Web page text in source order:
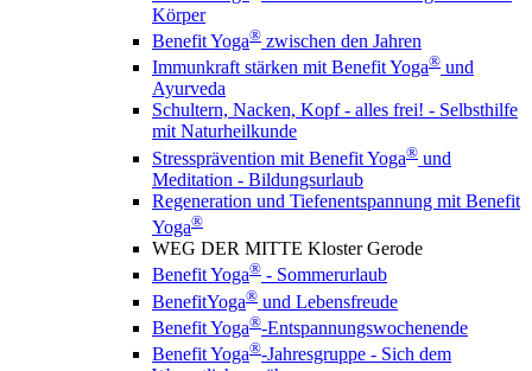
Körper
Benefit Yoga® zwischen den Jahren
Immunkraft stärken mit Benefit Yoga® und
Ayurveda
Schultern, Nacken, Kopf - alles frei! - Selbsthilfe
mit Naturheilkunde
Stressprävention mit Benefit Yoga® und
Meditation - Bildungsurlaub
Regeneration und Tiefenentspannung mit Benefit
Yoga®
WEG DER MITTE Kloster Gerode
Benefit Yoga® - Sommerurlaub
BenefitYoga® und Lebensfreude
Benefit Yoga®-Entspannungswochenende
Benefit Yoga®-Jahresgruppe - Sich dem